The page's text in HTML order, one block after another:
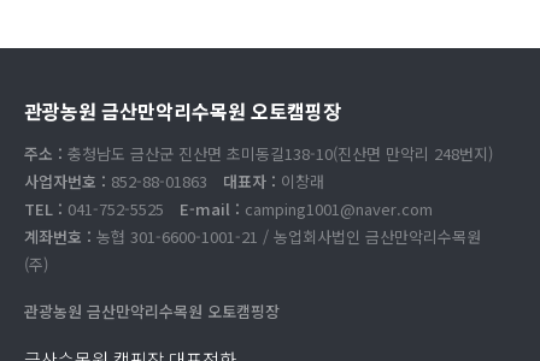
관광농원 금산만악리수목원 오토캠핑장
주소 : 충청남도 금산군 진산면 초미동길138-10(진산면 만악리 248번지)
사업자번호 : 852-88-01863 대표자 : 이창래
TEL : 041-752-5525 E-mail : camping1001@naver.com
계좌번호 : 농협 301-6600-1001-21 / 농업회사법인 금산만악리수목원
(주)
관광농원 금산만악리수목원 오토캠핑장